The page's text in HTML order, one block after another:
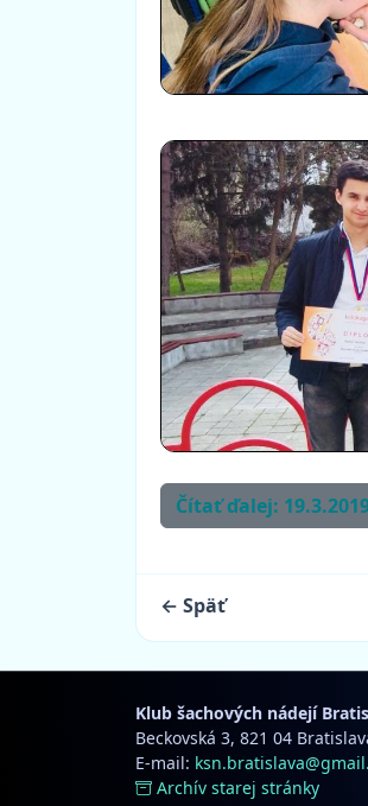
Čítať ďalej:
← Späť
Klub šachových nádejí
Beckovská 3, 821 04
E-mail:
Archív starej stránky